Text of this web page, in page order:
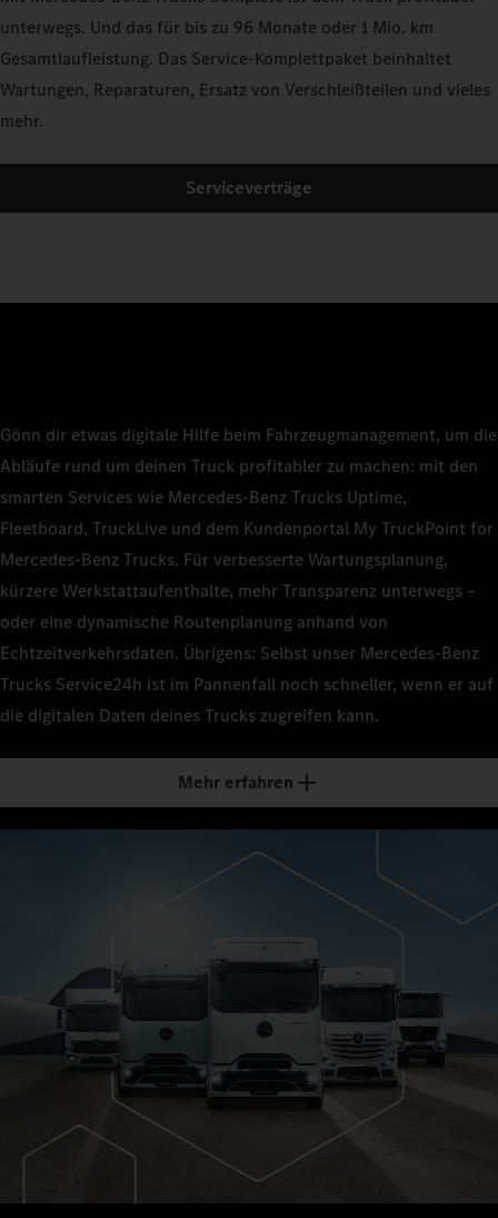
unterwegs. Und das für bis zu 96 Monate oder 1 Mio. km
Gesamtlaufleistung. Das Service-Komplettpaket beinhaltet
Wartungen, Reparaturen, Ersatz von Verschleißteilen und vieles
mehr.
Serviceverträge
Gönn dir etwas digitale Hilfe beim Fahrzeugmanagement, um die
Abläufe rund um deinen Truck profitabler zu machen: mit den
smarten Services wie Mercedes‑Benz Trucks Uptime,
Fleetboard, TruckLive und dem Kundenportal My TruckPoint for
Mercedes‑Benz Trucks. Für verbesserte Wartungsplanung,
kürzere Werkstattaufenthalte, mehr Transparenz unterwegs –
oder eine dynamische Routenplanung anhand von
Echtzeitverkehrsdaten. Übrigens: Selbst unser Mercedes‑Benz
Trucks Service24h ist im Pannenfall noch schneller, wenn er auf
die digitalen Daten deines Trucks zugreifen kann.
Mehr erfahren